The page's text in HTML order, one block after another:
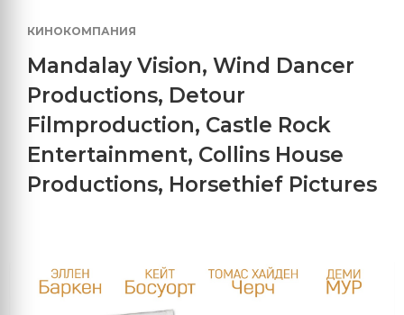
КИНОКОМПАНИЯ
Mandalay Vision, Wind Dancer
Productions, Detour
Filmproduction, Castle Rock
Entertainment, Collins House
Productions, Horsethief Pictures